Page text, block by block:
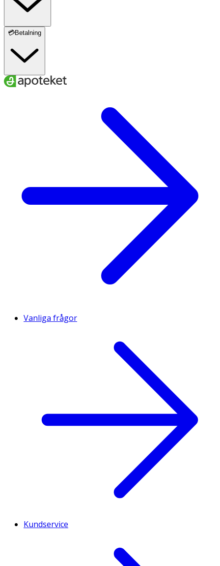
💳Betalning
Vanliga frågor
Kundservice